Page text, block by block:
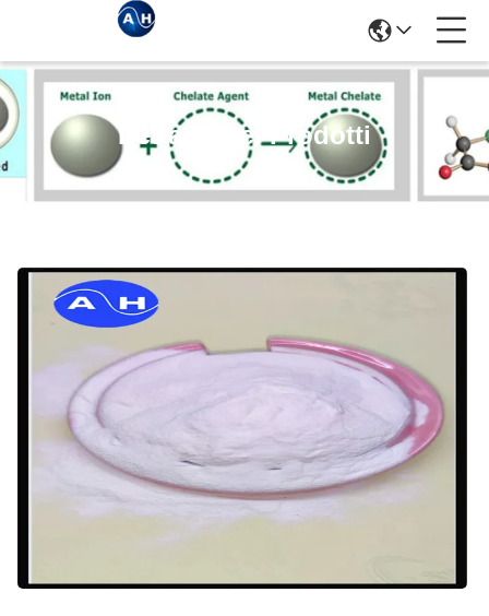
Dettagli Dei Prodotti